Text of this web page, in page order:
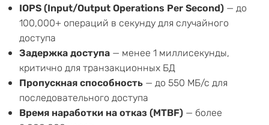
IOPS (Input/Output Operations Per Second) — до
100,000+ операций в секунду для случайного
доступа
Задержка доступа — менее 1 миллисекунды,
критично для транзакционных БД
Пропускная способность — до 550 МБ/с для
последовательного доступа
Время наработки на отказ (MTBF) — более